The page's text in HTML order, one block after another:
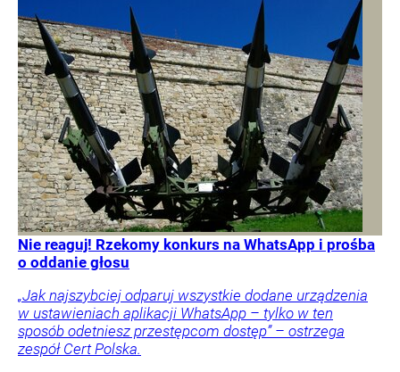
Nie reaguj! Rzekomy konkurs na WhatsApp i prośba
o oddanie głosu
„Jak najszybciej odparuj wszystkie dodane urządzenia
w ustawieniach aplikacji WhatsApp – tylko w ten
sposób odetniesz przestępcom dostęp” – ostrzega
zespół Cert Polska.